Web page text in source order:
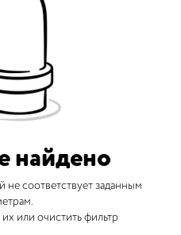
найдено
соответствует заданным
или очистить фильтр